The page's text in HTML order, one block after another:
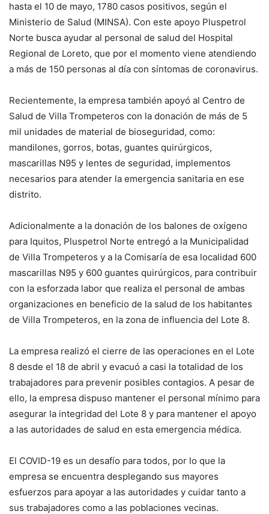
hasta el 10 de mayo, 1780 casos positivos, según el
Ministerio de Salud (MINSA). Con este apoyo Pluspetrol
Norte busca ayudar al personal de salud del Hospital
Regional de Loreto, que por el momento viene atendiendo
a más de 150 personas al día con síntomas de coronavirus.
Recientemente, la empresa también apoyó al Centro de
Salud de Villa Trompeteros con la donación de más de 5
mil unidades de material de bioseguridad, como:
mandilones, gorros, botas, guantes quirúrgicos,
mascarillas N95 y lentes de seguridad, implementos
necesarios para atender la emergencia sanitaria en ese
distrito.
Adicionalmente a la donación de los balones de oxígeno
para Iquitos, Pluspetrol Norte entregó a la Municipalidad
de Villa Trompeteros y a la Comisaría de esa localidad 600
mascarillas N95 y 600 guantes quirúrgicos, para contribuir
con la esforzada labor que realiza el personal de ambas
organizaciones en beneficio de la salud de los habitantes
de Villa Trompeteros, en la zona de influencia del Lote 8.
La empresa realizó el cierre de las operaciones en el Lote
8 desde el 18 de abril y evacuó a casi la totalidad de los
trabajadores para prevenir posibles contagios. A pesar de
ello, la empresa dispuso mantener el personal mínimo para
asegurar la integridad del Lote 8 y para mantener el apoyo
a las autoridades de salud en esta emergencia médica.
El COVID-19 es un desafío para todos, por lo que la
empresa se encuentra desplegando sus mayores
esfuerzos para apoyar a las autoridades y cuidar tanto a
sus trabajadores como a las poblaciones vecinas.